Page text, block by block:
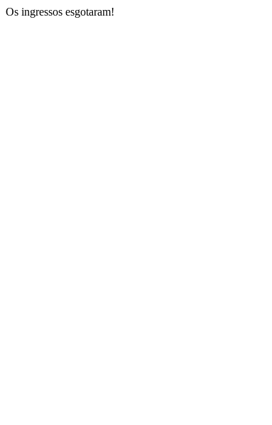
Os ingressos esgotaram!